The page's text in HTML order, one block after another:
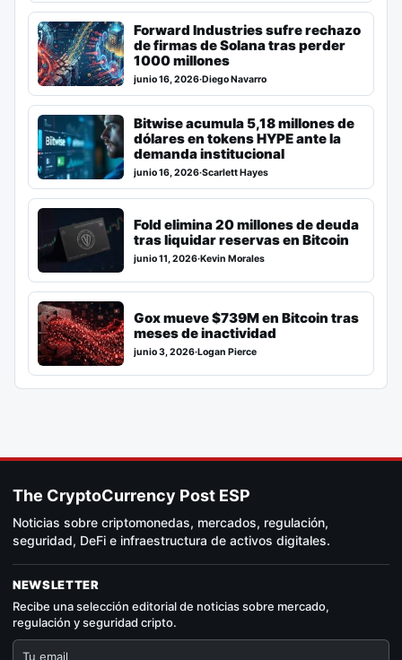
Forward Industries sufre rechazo
de firmas de Solana tras perder
1000 millones
junio 16, 2026·Diego Navarro
Bitwise acumula 5,18 millones de
dólares en tokens HYPE ante la
demanda institucional
junio 16, 2026·Scarlett Hayes
Fold elimina 20 millones de deuda
tras liquidar reservas en Bitcoin
junio 11, 2026·Kevin Morales
Gox mueve $739M en Bitcoin tras
meses de inactividad
junio 3, 2026·Logan Pierce
The CryptoCurrency Post ESP
Noticias sobre criptomonedas, mercados, regulación,
seguridad, DeFi e infraestructura de activos digitales.
NEWSLETTER
Recibe una selección editorial de noticias sobre mercado,
regulación y seguridad cripto.